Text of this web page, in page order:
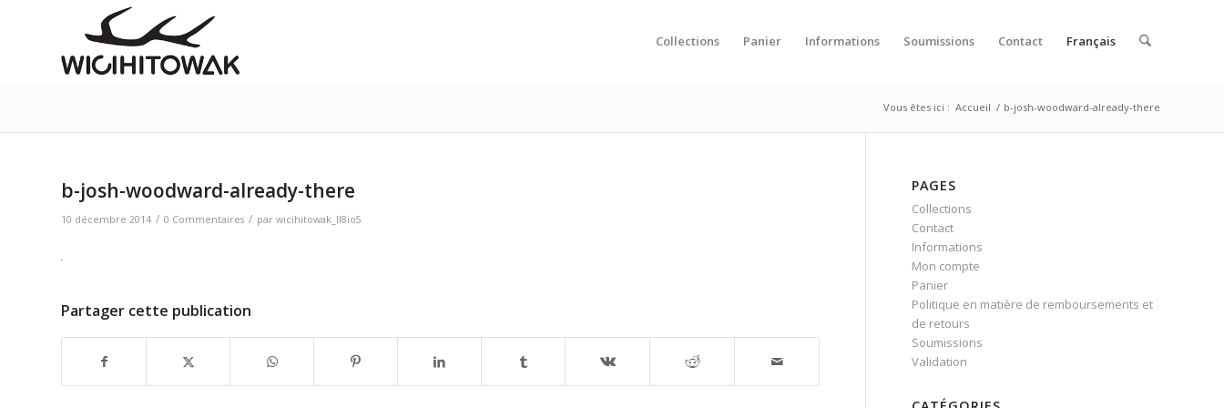
Collections Panier Informations Soumissions Contact Français
Vous êtes ici : Accueil / b-josh-woodward-already-there
b-josh-woodward-already-there
10 décembre 2014 / 0 Commentaires / par wicihitowak_ll8io5
Partager cette publication
PAGES
Collections
Contact
Informations
Mon compte
Panier
Politique en matière de remboursements et
de retours
Soumissions
Validation